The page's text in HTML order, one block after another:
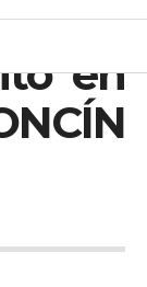
en